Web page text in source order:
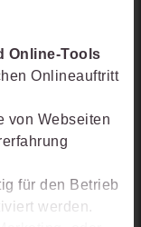
Online-Tools
Onlineauftritt
von Webseiten
für den Betrieb
werden.
und
welche